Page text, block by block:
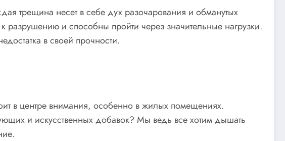
трещина несет в себе дух разочарования и обманутых
и способны пройти через значительные нагрузки.
в своей прочности.
в центре внимания, особенно в жилых помещениях.
и искусственных добавок? Мы ведь все хотим дышать